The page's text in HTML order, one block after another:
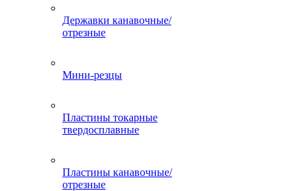
Державки канавочные/
отрезные
Мини-резцы
Пластины токарные
твердосплавные
Пластины канавочные/
отрезные